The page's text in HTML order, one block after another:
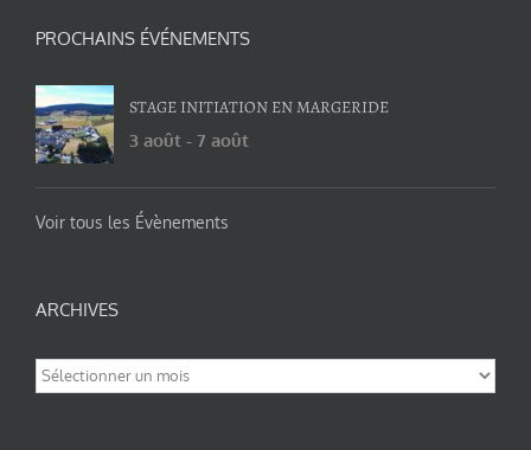
PROCHAINS ÉVÉNEMENTS
STAGE INITIATION EN MARGERIDE
3 août - 7 août
Voir tous les Évènements
ARCHIVES
Archives